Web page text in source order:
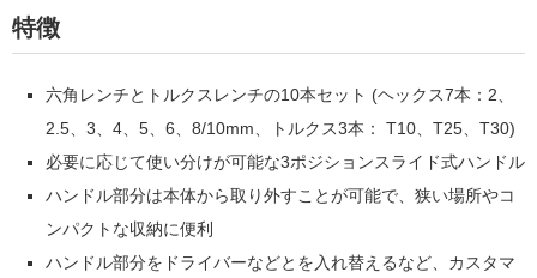
特徴
六角レンチとトルクスレンチの10本セット (ヘックス7本：2、
2.5、3、4、5、6、8/10mm、トルクス3本： T10、T25、T30)
必要に応じて使い分けが可能な3ポジションスライド式ハンドル
ハンドル部分は本体から取り外すことが可能で、狭い場所やコ
ンパクトな収納に便利
ハンドル部分をドライバーなどとを入れ替えるなど、カスタマ